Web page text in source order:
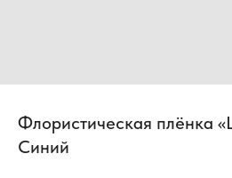
Флористическая плёнка
Синий